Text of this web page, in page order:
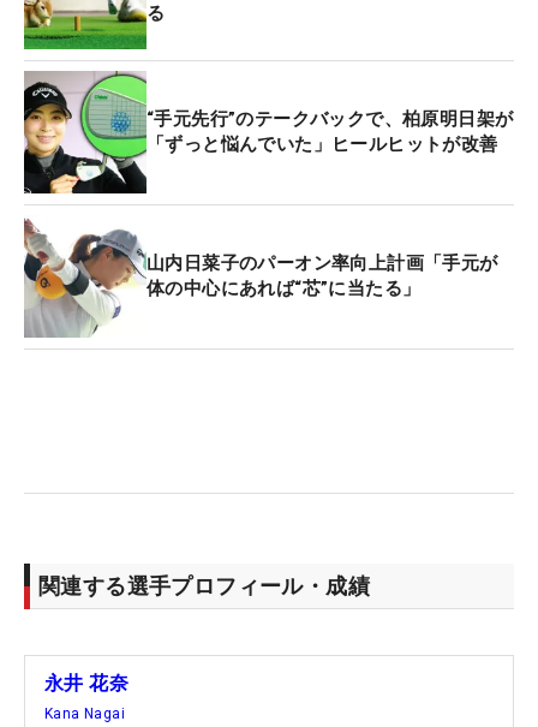
る
“手元先行”のテークバックで、柏原明日架が
「ずっと悩んでいた」ヒールヒットが改善
山内日菜子のパーオン率向上計画「手元が
体の中心にあれば“芯”に当たる」
関連する選手プロフィール・成績
永井 花奈
Kana Nagai